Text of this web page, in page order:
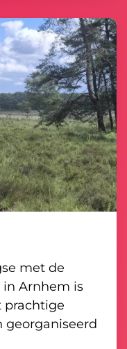
met de
in Arnhem is
prachtige
georganiseerd